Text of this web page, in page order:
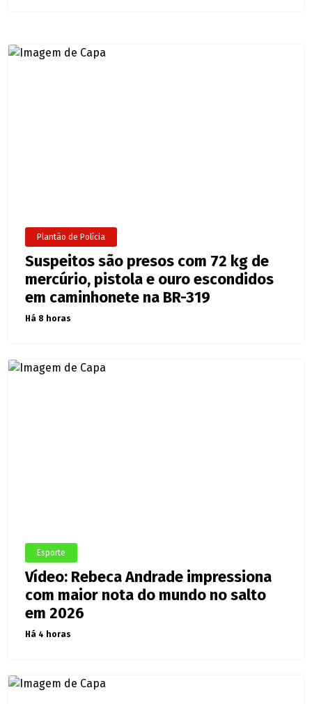
Plantão de Polícia
Suspeitos são presos com 72 kg de
mercúrio, pistola e ouro escondidos
em caminhonete na BR-319
Há 8 horas
Esporte
Vídeo: Rebeca Andrade impressiona
com maior nota do mundo no salto
em 2026
Há 4 horas